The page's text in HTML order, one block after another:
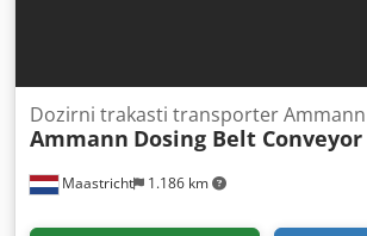
Maastricht 1.186 km
Dozirni trakasti transporter Ammann
Ammann Dosing Belt Conveyor